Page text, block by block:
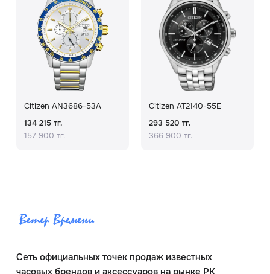
Citizen AN3686-53A
134 215 тг.
157 900 тг.
Citizen AT2140-55E
293 520 тг.
366 900 тг.
Сеть официальных точек продаж известных
часовых брендов и аксессуаров на рынке РК